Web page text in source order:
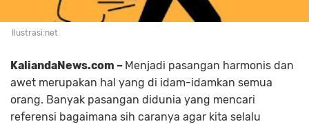
Ilustrasi:net
KaliandaNews.com – Menjadi pasangan harmonis dan
awet merupakan hal yang di idam-idamkan semua
orang. Banyak pasangan didunia yang mencari
referensi bagaimana sih caranya agar kita selalu